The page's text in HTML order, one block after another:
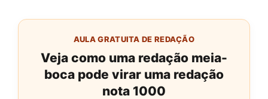
AULA GRATUITA DE REDAÇÃO
Veja como uma redação meia-
boca pode virar uma redação
nota 1000